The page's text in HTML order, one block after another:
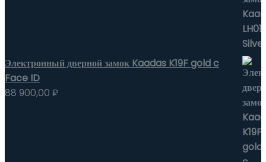
Электронный дверной замок Kaadas K19F gold c
Face ID
88 900,00 ₽